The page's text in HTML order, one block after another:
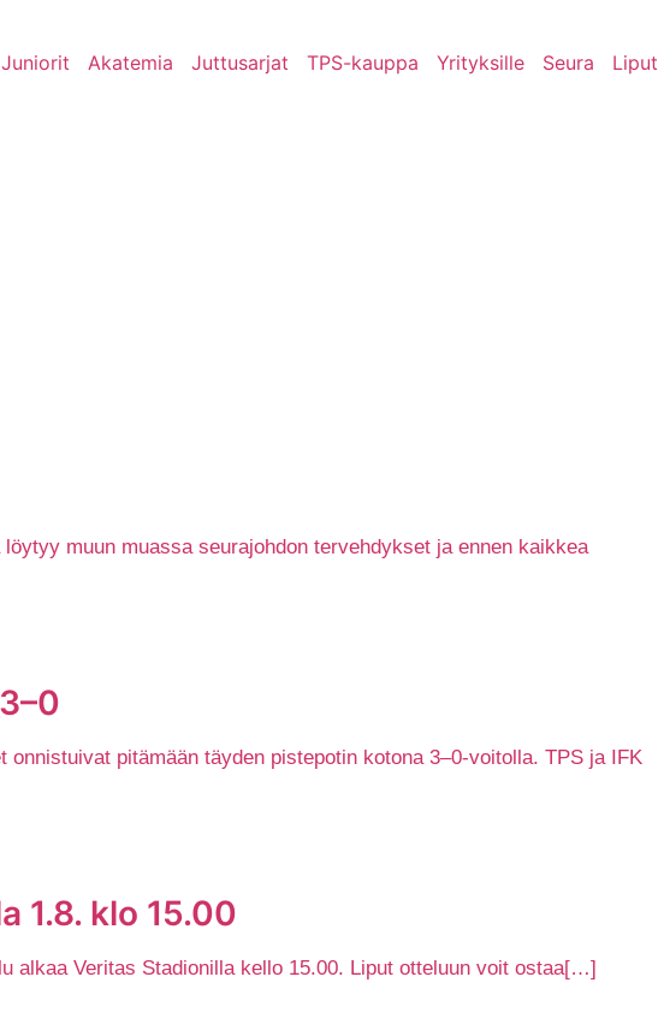
Juniorit Akatemia Juttusarjat TPS-kauppa Yrityksille Seura Liput
muun muassa seurajohdon tervehdykset ja ennen kaikkea
pitämään täyden pistepotin kotona 3–0-voitolla. TPS ja IFK
1.8. klo 15.00
alkaa Veritas Stadionilla kello 15.00. Liput otteluun voit ostaa[…]